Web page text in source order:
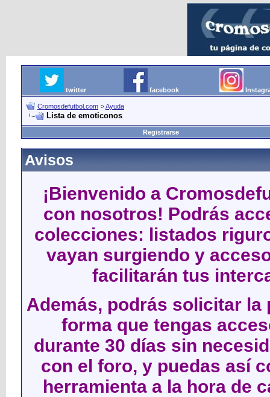
twitter facebook
Cromosdefutbol.com >Ayuda
Lista de emoticonos
Registrarse
Avisos
¡Bienvenido a
con nosotros! Podrás
colecciones: listados
vayan surgiendo y
facilitarán tus
Además, podrás solicitar
forma que tengas
durante 30 días sin
con el foro, y puedas así
herramienta a la hora de